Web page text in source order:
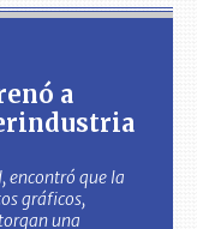
a
encontró que la
gráficos,
una